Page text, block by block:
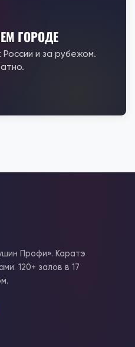
ГОРОДЕ
России и за рубежом.
Профи». Каратэ
120+ залов в 17